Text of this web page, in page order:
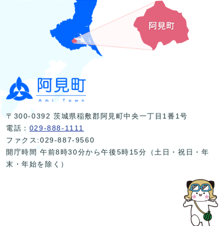
〒300-0392 茨城県稲敷郡阿見町中央一丁目1番1号
電話： 029-888-1111
ファクス:029-887-9560
開庁時間 午前8時30分から午後5時15分（土日・祝日・年
末・年始を除く）